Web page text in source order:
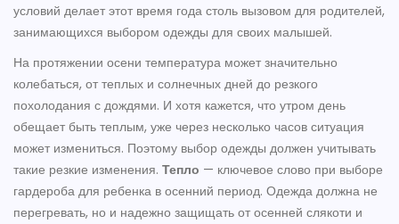
условий делает этот время года столь вызовом для родителей,
занимающихся выбором одежды для своих малышей.
На протяжении осени температура может значительно
колебаться, от теплых и солнечных дней до резкого
похолодания с дождями. И хотя кажется, что утром день
обещает быть теплым, уже через несколько часов ситуация
может измениться. Поэтому выбор одежды должен учитывать
такие резкие изменения. Тепло — ключевое слово при выборе
гардероба для ребенка в осенний период. Одежда должна не
перегревать, но и надежно защищать от осенней слякоти и